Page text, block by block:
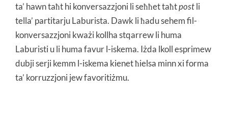
ta’ hawn taħt hi konversazzjoni li seħħet taħtpostli
tella’ partitarju Laburista. Dawk li ħadu sehem fil-
konversazzjoni kważi kollha stqarrew li huma
Laburisti u li huma favur l-iskema. Iżda lkoll esprimew
dubji serji kemm l-iskema kienet ħielsa minn xi forma
ta’ korruzzjoni jew favoritiżmu.